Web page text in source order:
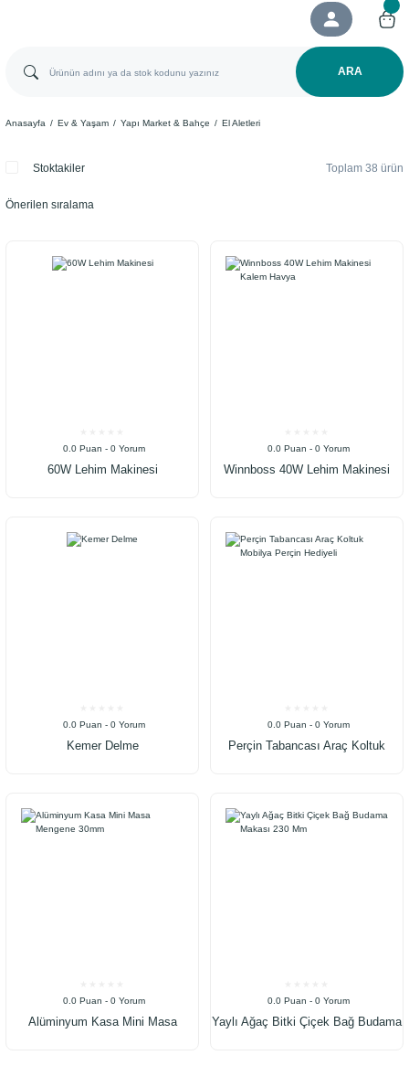
ARA
Anasayfa Ev & Yaşam Yapı Market & Bahçe El Aletleri
Stoktakiler Toplam 38 ürün
0.0 Puan - 0 Yorum
60W Lehim Makinesi
0.0 Puan - 0 Yorum
Winnboss 40W Lehim Makinesi
0.0 Puan - 0 Yorum
Kemer Delme
0.0 Puan - 0 Yorum
Perçin Tabancası Araç Koltuk
0.0 Puan - 0 Yorum
Alüminyum Kasa Mini Masa
0.0 Puan - 0 Yorum
Yaylı Ağaç Bitki Çiçek Bağ Budama